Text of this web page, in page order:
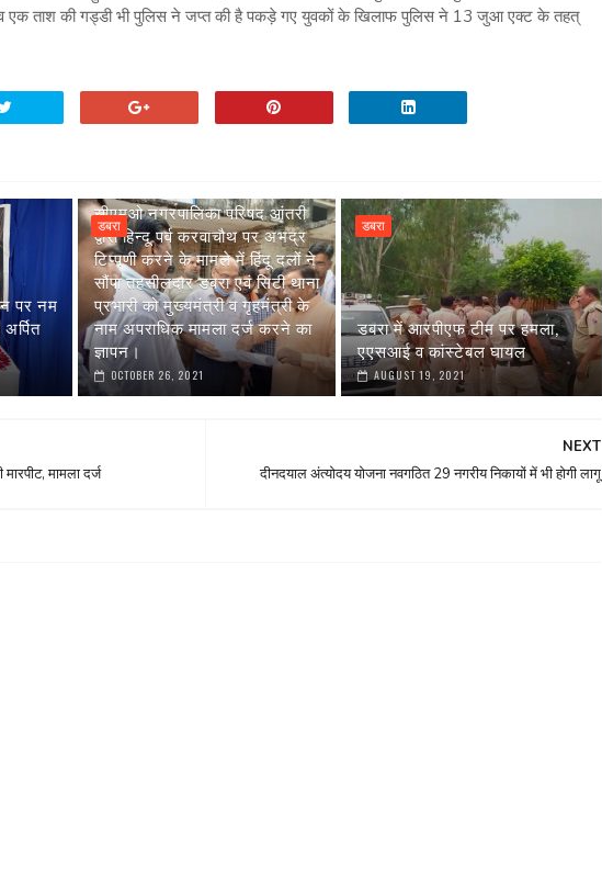
ताश की गड्डी भी पुलिस ने जप्त की है पकड़े गए युवकों के खिलाफ पुलिस ने 13 जुआ एक्ट के तहत्
पर नम
डबरा
सीएमओ नगरपालिका परिषद आंतरी
द्वारा हिन्दू पर्व करवाचौथ पर अभद्र
टिप्पणी करने के मामले में हिंदू दलों ने
सौंपा तहसीलदार डबरा एवं सिटी थाना
प्रभारी को मुख्यमंत्री व गृहमंत्री के
नाम अपराधिक मामला दर्ज करने का
ज्ञापन।
OCTOBER 26, 2021
डबरा
डबरा में आरपीएफ टीम पर हमला,
एएसआई व कांस्टेबल घायल
AUGUST 19, 2021
NEXT
दीनदयाल अंत्योदय योजना नवगठित 29 नगरीय निकायों में भी होगी लागू
मामला दर्ज